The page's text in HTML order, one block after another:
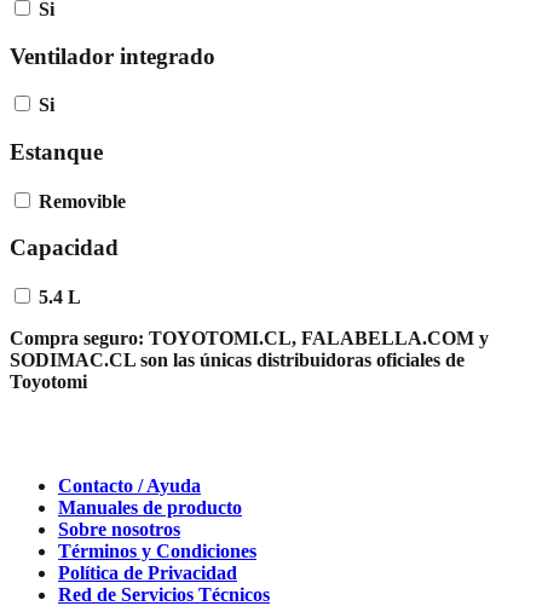
Si
Ventilador integrado
Si
Estanque
Removible
Capacidad
5.4 L
Compra seguro: TOYOTOMI.CL, FALABELLA.COM y
SODIMAC.CL son las únicas distribuidoras oficiales de
Toyotomi
Contacto / Ayuda
Manuales de producto
Sobre nosotros
Términos y Condiciones
Política de Privacidad
Red de Servicios Técnicos